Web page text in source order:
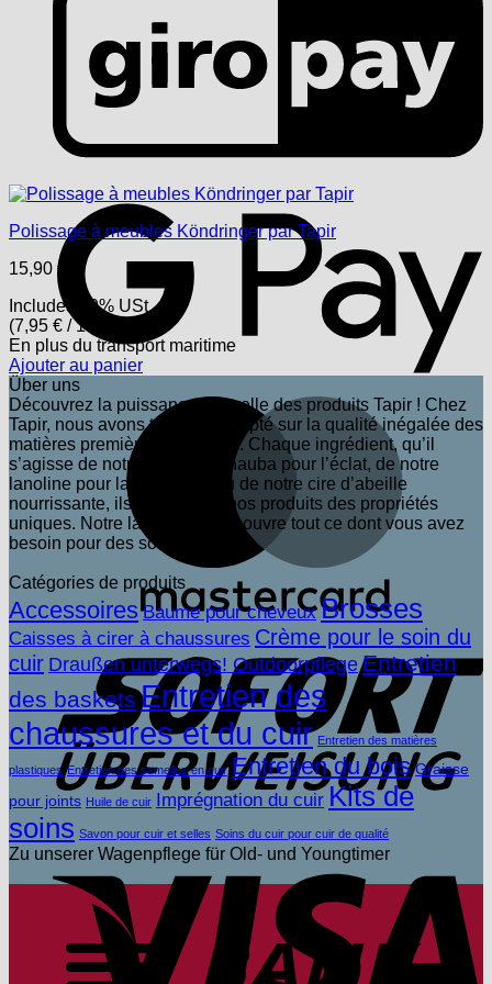
Polissage à meubles Köndringer par Tapir
15,90 €
Includes 19% USt.
(7,95 € / 100 ml)
En plus du transportmaritime
Ajouter au panier
Über uns
Découvrez la puissance naturelle des produits Tapir ! Chez
Tapir, nous avons toujours compté sur la qualité inégalée des
matières premières naturelles. Chaque ingrédient, qu’il
s’agisse de notre cire de carnauba pour l’éclat, de notre
lanoline pour la protection ou de notre cire d’abeille
nourrissante, ils confèrent à nos produits des propriétés
uniques. Notre large gamme couvre tout ce dont vous avez
besoin pour des soins parfaits.
Catégories de produits
Accessoires Baume pour cheveux Brosses
Caisses à cirer à chaussures Crème pour le soin du
cuir Draußen unterwegs! OutdoorpflegeEntretien
des baskets Entretien des
chaussures et du cuir Entretien des matières
plastiques Entretien des semelles en cuir Entretien du bois Graisse
pour joints Huile de cuir Imprégnation du cuir Kits de
soins Savon pour cuir et selles Soins du cuir pour cuir de qualité
Zu unserer Wagenpflege für Old- und Youngtimer